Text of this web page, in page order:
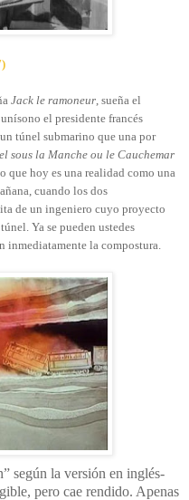
Jack le ramoneur , sueña el
unísono el presidente francés
túnel submarino que una por
sous la Manche ou le Cauchemar
que hoy es una realidad como una
cuando los dos
de un ingeniero cuyo proyecto
Ya se pueden ustedes
inmediatamente la compostura.
según la versión en inglés-
pero cae rendido. Apenas